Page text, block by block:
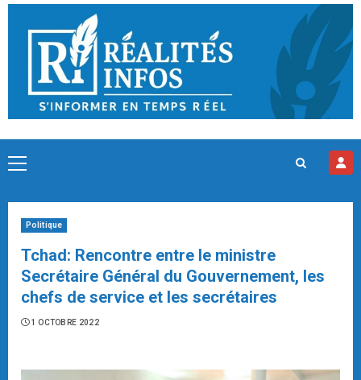
Skip
content
Primary
Politique
Tchad: Rencontre entre le ministre
Secrétaire Général du Gouvernement, les
chefs de service et les secrétaires
1 OCTOBRE 2022